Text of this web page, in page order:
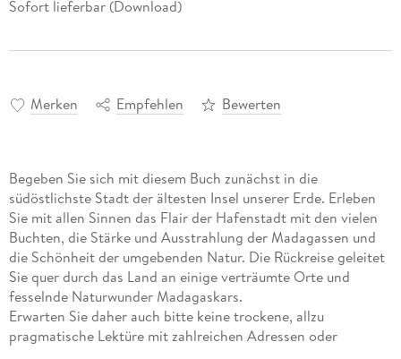
Sofort lieferbar (Download)
Merken Empfehlen Bewerten
Begeben Sie sich mit diesem Buch zunächst in die
südöstlichste Stadt der ältesten Insel unserer Erde. Erleben
Sie mit allen Sinnen das Flair der Hafenstadt mit den vielen
Buchten, die Stärke und Ausstrahlung der Madagassen und
die Schönheit der umgebenden Natur. Die Rückreise geleitet
Sie quer durch das Land an einige verträumte Orte und
fesselnde Naturwunder Madagaskars.
Erwarten Sie daher auch bitte keine trockene, allzu
pragmatische Lektüre mit zahlreichen Adressen oder